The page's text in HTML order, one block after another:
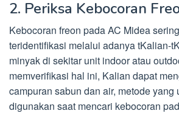
2. Periksa Kebocoran
Kebocoran freon pada AC Midea
teridentifikasi melalui adanya tKalian-
minyak di sekitar unit indoor atau
memverifikasi hal ini, Kalian dapat
campuran sabun dan air, metode yang
digunakan saat mencari kebocoran